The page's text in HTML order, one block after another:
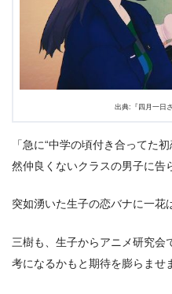
2.5
妹を想う一花の金言
ちゃ」と意識改革！
2.6
コアなネット民の間
リオネタ！
出典:『四月一日
「急に“中学の頃付き合ってた
然仲良くないクラスの男子に告
突如湧いた生子の恋バナに一花
三樹も、生子からアニメ研究会
考になるかもと期待を膨らませ